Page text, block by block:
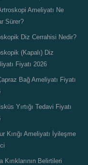
Ameliyatı Ne
Sürer?
Diz Cerrahisi Nedir?
(Kapalı) Diz
Fiyatı 2026
Bağ Ameliyatı Fiyatı
Yırtığı Tedavi Fiyatı
Kırığı Ameliyatı İyileşme
Kırıklarının Belirtileri